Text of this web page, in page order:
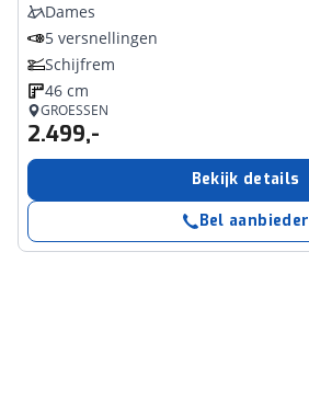
Dames
5 versnellingen
Schijfrem
46 cm
GROESSEN
2.499,-
Bekijk details
Bel aanbieder